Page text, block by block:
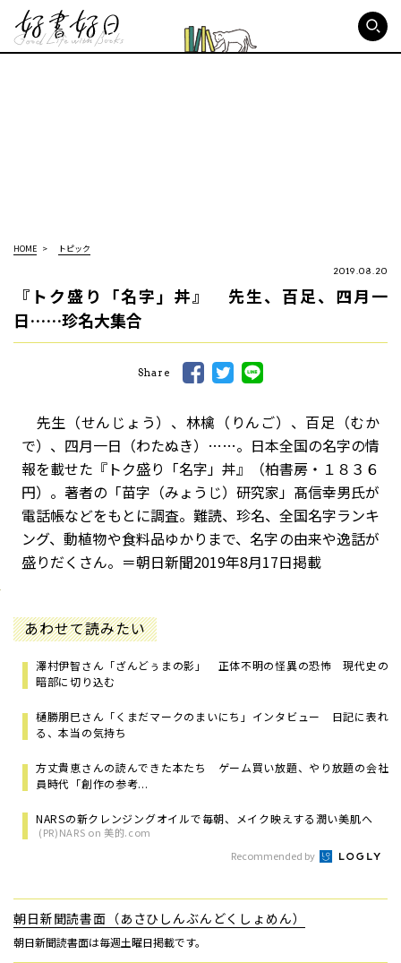
HOME トピック
2019.08.20
『トク盛り「名字」丼』 先生、百足、四月一
日……珍名大集合
Share
先生（せんじょう）、林檎（りんご）、百足（むか
で）、四月一日（わたぬき）……。日本全国の名字の情
報を載せた『トク盛り「名字」丼』（柏書房・１８３６
円）。著者の「苗字（みょうじ）研究家」髙信幸男氏が
電話帳などをもとに調査。難読、珍名、全国名字ランキ
ング、動植物や食料品ゆかりまで、名字の由来や逸話が
盛りだくさん。＝朝日新聞2019年8月17日掲載
あわせて読みたい
澤村伊智さん「ざんどぅまの影」 正体不明の怪異の恐怖 現代史の
暗部に切り込む
樋勝朋巳さん「くまだマークのまいにち」インタビュー 日記に表れ
る、本当の気持ち
方丈貴恵さんの読んできた本たち ゲーム買い放題、やり放題の会社
員時代「創作の参考...
NARSの新クレンジングオイルで毎朝、メイク映えする潤い美肌へ
(PR)NARS on 美的.com
Recommended by
朝日新聞読書面（あさひしんぶんどくしょめん）
朝日新聞読書面は毎週土曜日掲載です。